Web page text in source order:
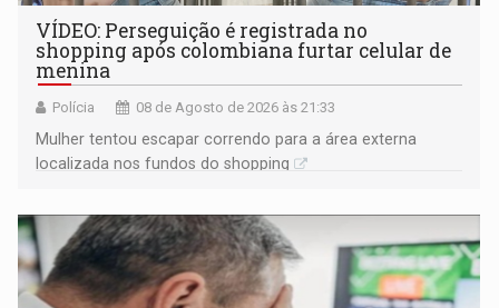
VÍDEO: Perseguição é registrada no
shopping após colombiana furtar celular de
menina
Polícia 08 de Agosto de 2026 às 21:33
Mulher tentou escapar correndo para a área externa
localizada nos fundos do shopping